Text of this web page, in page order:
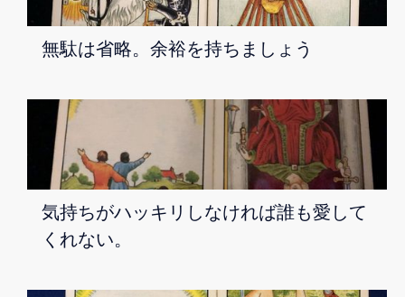
無駄は省略。余裕を持ちましょう
気持ちがハッキリしなければ誰も愛して
くれない。